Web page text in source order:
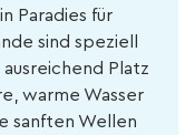
Paradies für
sind speziell
Platz
warme Wasser
sanften Wellen